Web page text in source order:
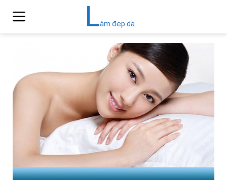
Làm đẹp da